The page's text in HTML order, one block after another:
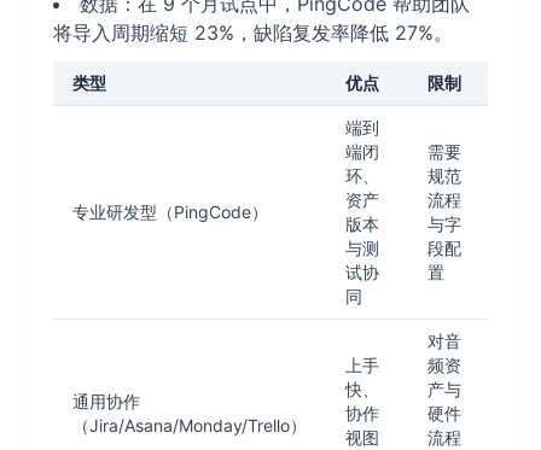
将导入周期缩短 23%，缺陷复发率降低 27%。
类型 优点 限制
专业研发型（PingCode）
端到
端闭
环、
资产
版本
与测
试协
同
需要
规范
流程
与字
段配
置
通用协作
（Jira/Asana/Monday/Trello）
上手
快、
协作
视图
对音
频资
产与
硬件
流程